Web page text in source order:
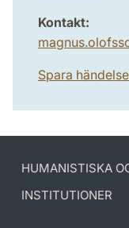
Kontakt:
Spara
HUMANISTISKA
INSTITUTIONER